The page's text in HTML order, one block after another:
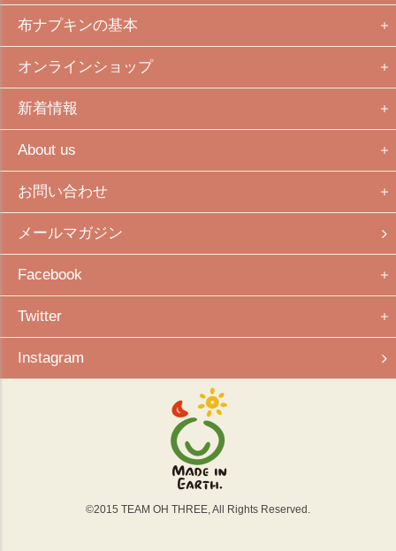
布ナプキンの基本
オンラインショップ
新着情報
About us
お問い合わせ
メールマガジン
Facebook
Twitter
Instagram
©2015 TEAM OH THREE, All Rights Reserved.